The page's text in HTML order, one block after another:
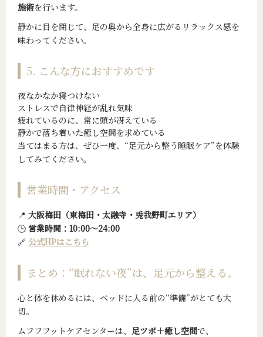
施術を行います。
静かに目を閉じて、足の奥から全身に広がるリラックス感を
味わってください。
5. こんな方におすすめです
夜なかなか寝つけない
ストレスで自律神経が乱れ気味
疲れているのに、常に頭が冴えている
静かで落ち着いた癒し空間を求めている
当てはまる方は、ぜひ一度、“足元から整う睡眠ケア”を体験
してみてください。
営業時間・アクセス
📍 大阪梅田（東梅田・太融寺・兎我野町エリア）
🕒 営業時間：10:00〜24:00
🔗 公式HPはこちら
まとめ：“眠れない夜”は、足元から整える。
心と体を休めるには、ベッドに入る前の“準備”がとても大
切。
ムフフフットケアセンターは、 足ツボ＋癒し空間で、